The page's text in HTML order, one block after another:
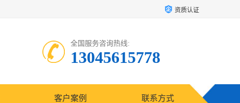
资质认证
全国服务咨询热线:
13045615778
客户案例 联系方式